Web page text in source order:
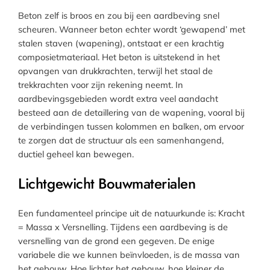
Beton zelf is broos en zou bij een aardbeving snel
scheuren. Wanneer beton echter wordt ‘gewapend’ met
stalen staven (wapening), ontstaat er een krachtig
composietmateriaal. Het beton is uitstekend in het
opvangen van drukkrachten, terwijl het staal de
trekkrachten voor zijn rekening neemt. In
aardbevingsgebieden wordt extra veel aandacht
besteed aan de detaillering van de wapening, vooral bij
de verbindingen tussen kolommen en balken, om ervoor
te zorgen dat de structuur als een samenhangend,
ductiel geheel kan bewegen.
Lichtgewicht Bouwmaterialen
Een fundamenteel principe uit de natuurkunde is: Kracht
= Massa x Versnelling. Tijdens een aardbeving is de
versnelling van de grond een gegeven. De enige
variabele die we kunnen beïnvloeden, is de massa van